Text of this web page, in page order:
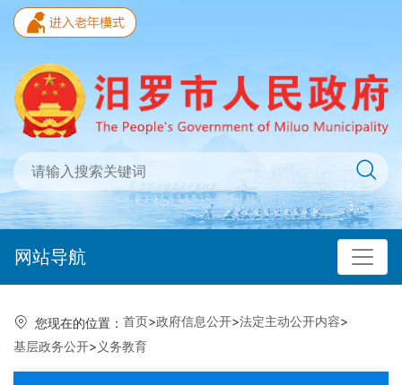
网站导航
您现在的位置： 首页>政府信息公开>法定主动公开内容>
基层政务公开> 义务教育